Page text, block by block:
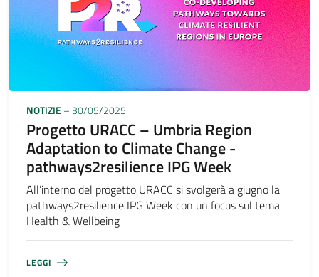
NOTIZIE– 30/05/2025
Progetto URACC – Umbria Region
Adaptation to Climate Change -
pathways2resilience IPG Week
All’interno del progetto URACC si svolgerà a giugno la
pathways2resilience IPG Week con un focus sul tema
Health & Wellbeing
LEGGI